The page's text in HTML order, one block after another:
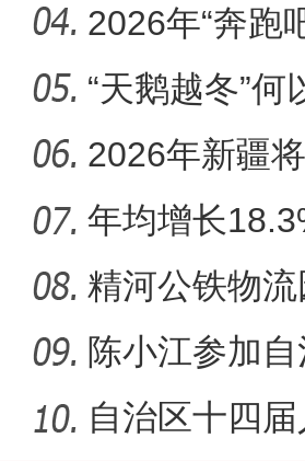
断与咬伤
2026年“奔跑
育大
“天鹅越冬”
2026年新疆
以上
年均增长
年
精河公铁物
陈小江参加
自治区十四